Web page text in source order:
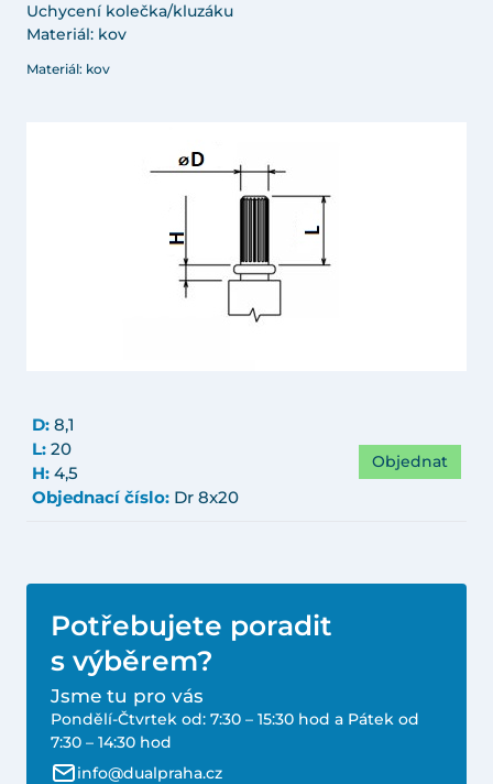
Uchycení kolečka/kluzáku
Materiál: kov
Materiál: kov
D: 8,1
L: 20
H: 4,5
Objednací číslo: Dr 8x20
Objednat
Potřebujete poradit
s výběrem?
Jsme tu pro vás
Pondělí-Čtvrtek od: 7:30 – 15:30 hod a Pátek od
7:30 – 14:30 hod
info@dualpraha.cz